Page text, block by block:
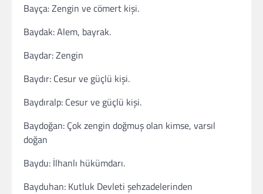
Bayça: Zengin ve cömert kişi.
Baydak: Alem, bayrak.
Baydar: Zengin
Baydır: Cesur ve güçlü kişi.
Baydıralp: Cesur ve güçlü kişi.
Baydoğan: Çok zengin doğmuş olan kimse, varsıl
doğan
Baydu: İlhanlı hükümdarı.
Bayduhan: Kutluk Devleti şehzadelerinden